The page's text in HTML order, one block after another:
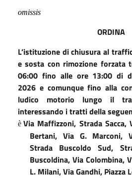
omissis
ORDINA
L’istituzione di chiusura al
e sosta con rimozione forzata
06:00 fino alle ore 13:00 di
2026 e comunque fino alla
ludico motorio lungo il
interessando i tratti della
è Via Maffizzoni, Strada Sacca,
Bertani, Via G. Marconi,
Strada Buscoldo Sud,
Buscoldina, Via Colombina,
L. Milani, Via Gandhi, Piazza